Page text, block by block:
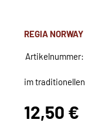
REGIA
Artikelnummer:
im
12,50 €